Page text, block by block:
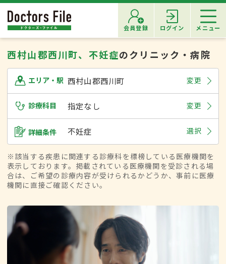
会員登録 ログイン メニュー
西村山郡西川町、不妊症のクリニック・病院
エリア・駅 西村山郡西川町 変更
診療科目 指定なし 変更
詳細条件 不妊症 選択
※該当する疾患に関連する診療科を標榜している医療機関を
表示しております。掲載されている医療機関を受診される場
合は、ご希望の診療内容が受けられるかどうか、事前に医療
機関に直接ご確認ください。